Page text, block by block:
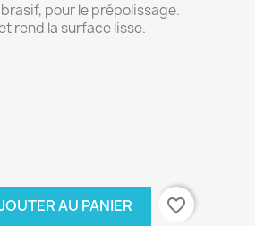
pour le prépolissage.
rend la surface lisse.
AU PANIER favorite_border